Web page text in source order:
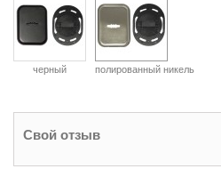
черный полированный никель
Свой отзыв